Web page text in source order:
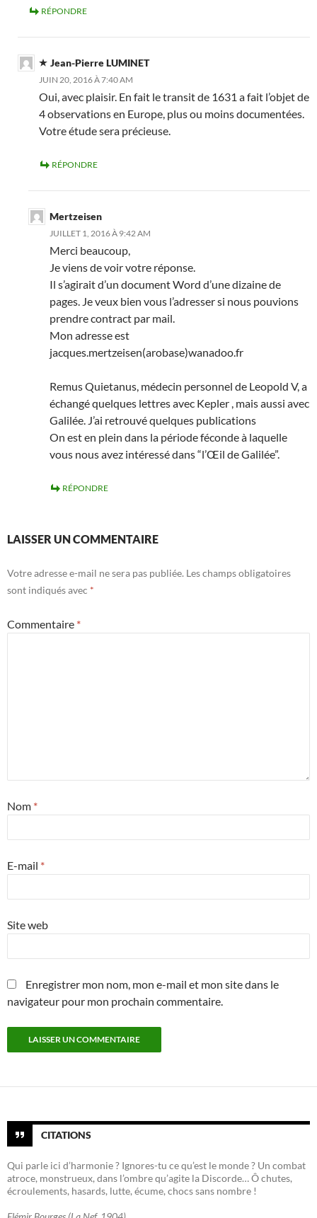
RÉPONDRE
Jean-Pierre LUMINET
JUIN 20, 2016 À 7:40 AM
Oui, avec plaisir. En fait le transit de 1631 a fait l’objet de
4 observations en Europe, plus ou moins documentées.
Votre étude sera précieuse.
RÉPONDRE
Mertzeisen
JUILLET 1, 2016 À 9:42 AM
Merci beaucoup,
Je viens de voir votre réponse.
Il s’agirait d’un document Word d’une dizaine de
pages. Je veux bien vous l’adresser si nous pouvions
prendre contract par mail.
Mon adresse est
jacques.mertzeisen(arobase)wanadoo.fr
Remus Quietanus, médecin personnel de Leopold V, a
échangé quelques lettres avec Kepler , mais aussi avec
Galilée. J’ai retrouvé quelques publications
On est en plein dans la période féconde à laquelle
vous nous avez intéressé dans “l’Œil de Galilée”.
RÉPONDRE
LAISSER UN COMMENTAIRE
Votre adresse e-mail ne sera pas publiée. Les champs obligatoires
sont indiqués avec *
Commentaire *
Nom *
E-mail *
Site web
Enregistrer mon nom, mon e-mail et mon site dans le
navigateur pour mon prochain commentaire.
CITATIONS
Qui parle ici d’harmonie ? Ignores-tu ce qu’est le monde ? Un combat
atroce, monstrueux, dans l’ombre qu’agite la Discorde… Ô chutes,
écroulements, hasards, lutte, écume, chocs sans nombre !